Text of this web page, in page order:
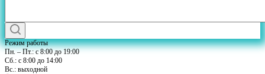
Режим работы
Пн. – Пт.: с 8:00 до 19:00
Сб.: с 8:00 до 14:00
Вс.: выходной